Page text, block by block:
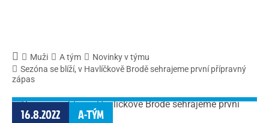
Muži A tým
Novinky v týmu
Sezóna se blíží, v Havlíčkově Brodě sehrajeme první přípravný
zápas
16.8.2022 A-TÝM